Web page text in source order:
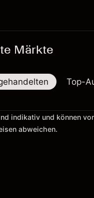
Märkte
Top-
indikativ und können
abweichen.